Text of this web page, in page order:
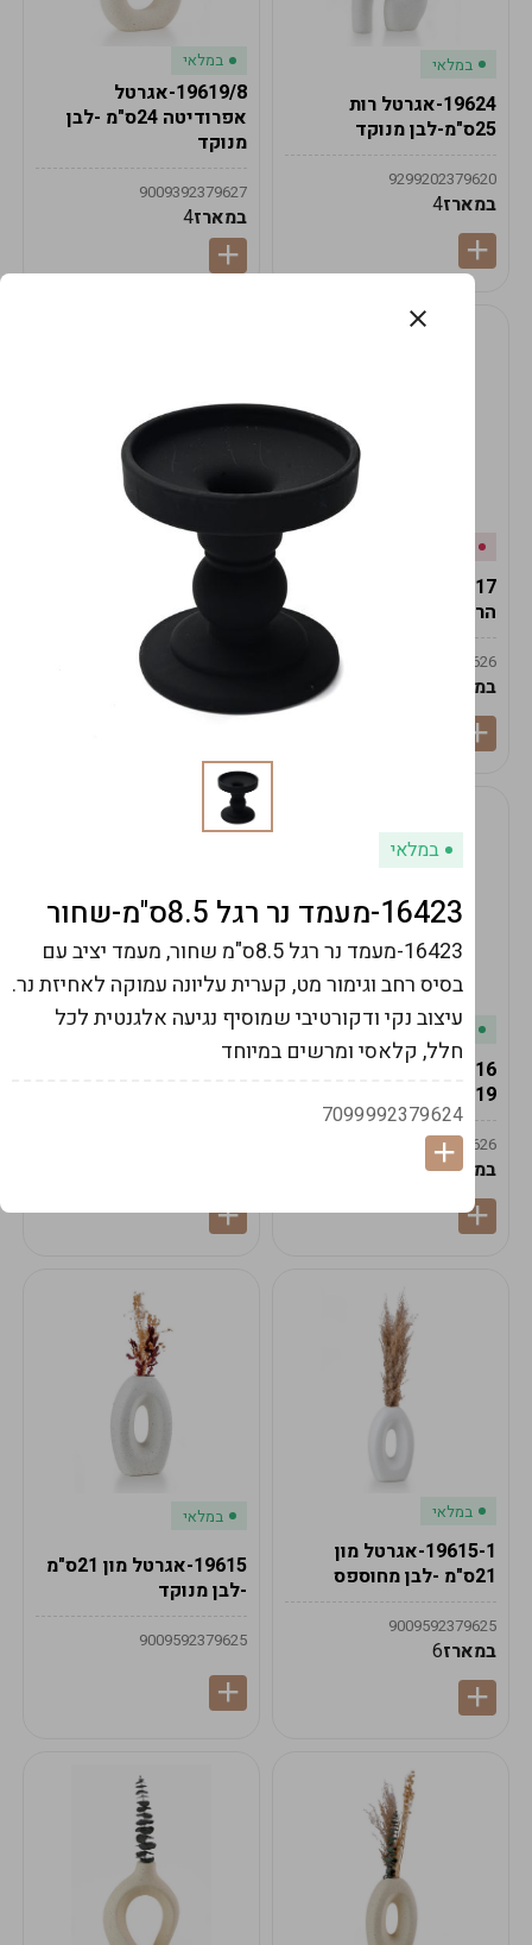
במלאי
19624-אגרטל רות
25ס"מ-לבן מנוקד
9299202379620
במארז4
במלאי
19619/8-אגרטל
אפרודיטה 24ס"מ -לבן
מנוקד
9009392379627
במארז4
הרמס 19ס"מ -לבן נקי
9009492379626
במארז
במלאי
9009492379626
במלאי
19616-אגרטל הרמס
19ס"מ -קרם
9009492379626
במארז6
במלאי
במלאי
19615-1-אגרטל מון
21ס"מ -לבן מחוספס
9009592379625
במארז6
במלאי
19615-אגרטל מון 21ס"מ
-לבן מנוקד
9009592379625
במלאי
16423-מעמד נר רגל 8.5ס"מ-שחור
16423-מעמד נר רגל 8.5ס"מ שחור, מעמד יציב עם
בסיס רחב וגימור מט, קערית עליונה עמוקה לאחיזת נר.
עיצוב נקי ודקורטיבי שמוסיף נגיעה אלגנטית לכל
חלל, קלאסי ומרשים במיוחד
7099992379624